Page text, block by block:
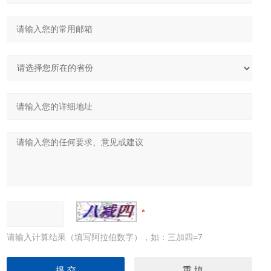
请输入计算结果（填写阿拉伯数字），如：三加四=7